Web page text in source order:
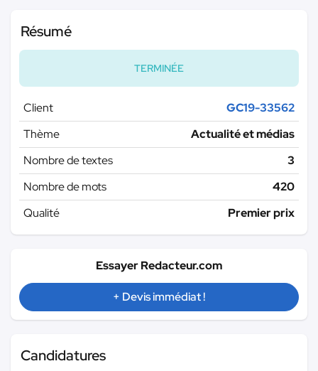
Résumé
TERMINÉE
Client
GC19-33562
Thème
Actualité et médias
Nombre de textes
3
Nombre de mots
420
Qualité
Premier prix
Essayer Redacteur.com
+ Devis immédiat !
Candidatures